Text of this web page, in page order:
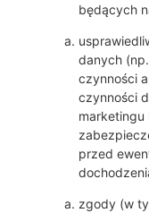
będących
danych
czynności
czynności
marketingu
przed
zgody (w